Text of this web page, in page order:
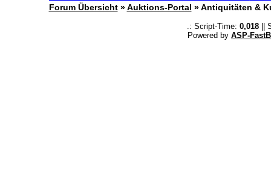
Forum Übersicht»Auktions-Portal » Antiquitäten &
.: Script-Time: 0,018||
Powered by ASP-